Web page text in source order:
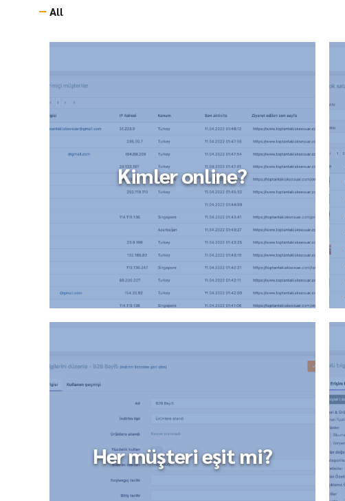
All
Kimler online?
Her müşteri eşit mi?